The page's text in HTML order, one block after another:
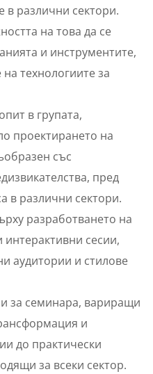
в различни сектори.
на това да се
и инструментите,
технологиите за
в групата,
проектирането на
със
пред
в различни сектори.
разработването на
сесии,
аудитории и стилове
за семинара, вариращи
и
до практически
за всеки сектор.